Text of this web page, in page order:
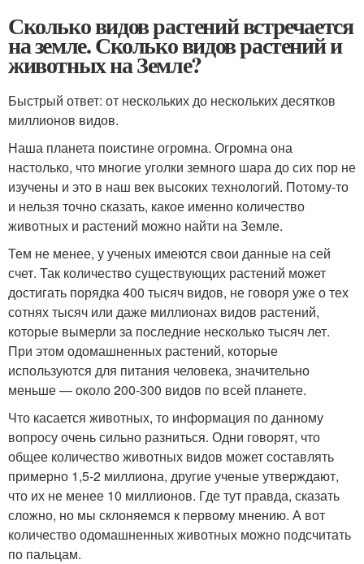
Сколько видов растений встречается
на земле. Сколько видов растений и
животных на Земле?
Быстрый ответ: от нескольких до нескольких десятков
миллионов видов.
Наша планета поистине огромна. Огромна она
настолько, что многие уголки земного шара до сих пор не
изучены и это в наш век высоких технологий. Потому-то
и нельзя точно сказать, какое именно количество
животных и растений можно найти на Земле.
Тем не менее, у ученых имеются свои данные на сей
счет. Так количество существующих растений может
достигать порядка 400 тысяч видов, не говоря уже о тех
сотнях тысяч или даже миллионах видов растений,
которые вымерли за последние несколько тысяч лет.
При этом одомашненных растений, которые
используются для питания человека, значительно
меньше — около 200-300 видов по всей планете.
Что касается животных, то информация по данному
вопросу очень сильно разниться. Одни говорят, что
общее количество животных видов может составлять
примерно 1,5-2 миллиона, другие ученые утверждают,
что их не менее 10 миллионов. Где тут правда, сказать
сложно, но мы склоняемся к первому мнению. А вот
количество одомашненных животных можно подсчитать
по пальцам.